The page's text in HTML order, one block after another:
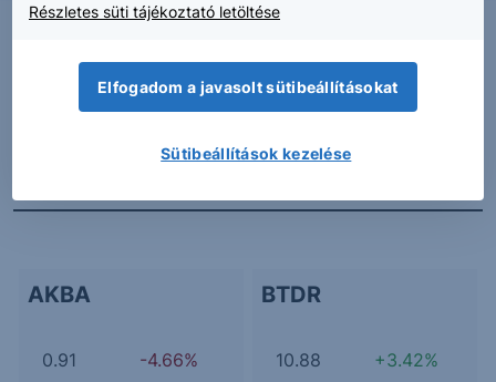
További Erste elemzések
AKBA
0.91 -4.66%
BTDR
10.88 +3.42%
Részletes süti tájékoztató letöltése
Elfogadom a javasolt sütibeállításokat
Sütibeállítások kezelése